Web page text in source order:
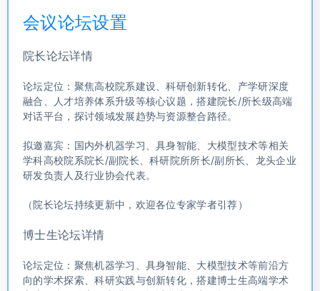
会议论坛设置
院长论坛详情
论坛定位：聚焦高校院系建设、科研创新转化、产学研深度
融合、人才培养体系升级等核心议题，搭建院长/所长级高端
对话平台，探讨领域发展趋势与资源整合路径。
拟邀嘉宾：国内外机器学习、具身智能、大模型技术等相关
学科高校院系院长/副院长、科研院所所长/副所长、龙头企业
研发负责人及行业协会代表。
（院长论坛持续更新中，欢迎各位专家学者引荐）
博士生论坛详情
论坛定位：聚焦机器学习、具身智能、大模型技术等前沿方
向的学术探索、科研实践与创新转化，搭建博士生高端学术